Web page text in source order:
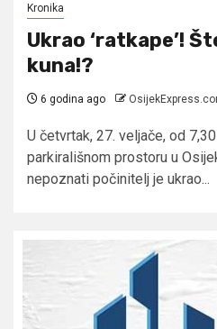
Kronika
Ukrao ‘ratkape’!
kuna!?
6 godina ago
U četvrtak, 27. veljače, od
parkirališnom prostoru u
nepoznati počinitelj je ukrao...